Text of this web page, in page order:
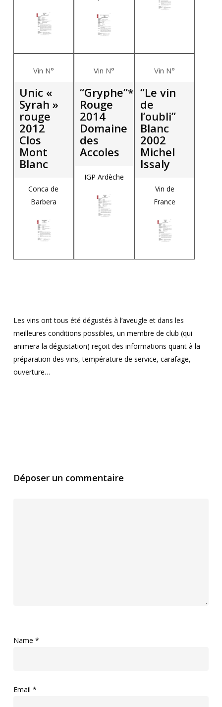
Vin N°
Unic «
Syrah »
rouge
2012
Clos
Mont
Blanc
Conca de
Barbera
Vin N°
“Gryphe”*
Rouge
2014
Domaine
des
Accoles
IGP Ardèche
Vin N°
“Le vin
de
l’oubli”
Blanc
2002
Michel
Issaly
Vin de
France
Les vins ont tous été dégustés à l’aveugle et dans les
meilleures conditions possibles, un membre de club (qui
animera la dégustation) reçoit des informations quant à la
préparation des vins, température de service, carafage,
ouverture…
Déposer un commentaire
Name *
Email *